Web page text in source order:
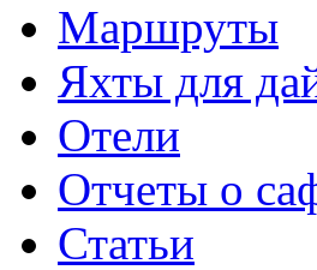
Маршруты
Яхты для
Отели
Отчеты о
Статьи